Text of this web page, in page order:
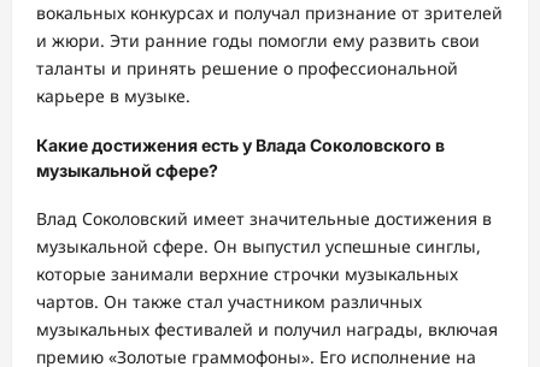
вокальных конкурсах и получал признание от зрителей
и жюри. Эти ранние годы помогли ему развить свои
таланты и принять решение о профессиональной
карьере в музыке.
Какие достижения есть у Влада Соколовского в
музыкальной сфере?
Влад Соколовский имеет значительные достижения в
музыкальной сфере. Он выпустил успешные синглы,
которые занимали верхние строчки музыкальных
чартов. Он также стал участником различных
музыкальных фестивалей и получил награды, включая
премию «Золотые граммофоны». Его исполнение на